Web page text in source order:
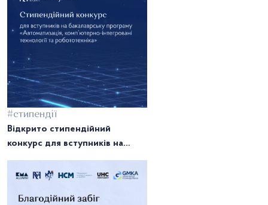
#стипендії
Відкрито стипендійний
конкурс для вступників на